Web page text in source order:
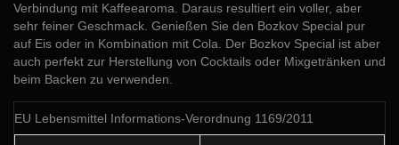
Verbindung mit Kaffeearoma. Daraus resultiert ein voller, aber
sehr feiner Geschmack. Genießen Sie den Bozkov Special pur
auf Eis oder in Kombination mit Cola. Der Bozkov Special ist aber
auch perfekt zur Herstellung von Cocktails oder Mixgetränken und
beim Backen zu verwenden.
EU Lebensmittel Informations-Verordnung 1169/2011